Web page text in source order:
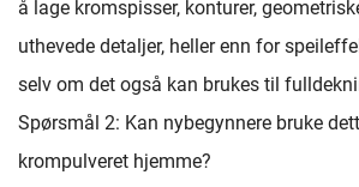
å lage kromspisser, konturer,
uthevede detaljer, heller enn for
selv om det også kan brukes til
Spørsmål 2: Kan nybegynnere bruke
krompulveret hjemme?